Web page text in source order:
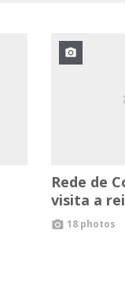

Rede de
visita a
 18 photos